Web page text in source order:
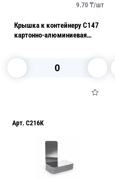
9.70₸/шт
Крышка к контейнеру C147
картонно-алюминиевая
Арт. C216K